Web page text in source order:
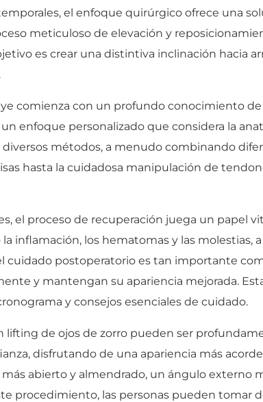
el enfoque quirúrgico ofrece una
meticuloso de elevación y
es crear una distintiva inclinación hacia
comienza con un profundo conocimiento
enfoque personalizado que considera la
métodos, a menudo combinando
hasta la cuidadosa manipulación de
el proceso de recuperación juega un papel
inflamación, los hematomas y las molestias,
cuidado postoperatorio es tan importante
y mantengan su apariencia mejorada.
y consejos esenciales de cuidado.
lifting de ojos de zorro pueden ser
disfrutando de una apariencia más
abierto y almendrado, un ángulo externo
procedimiento, las personas pueden tomar